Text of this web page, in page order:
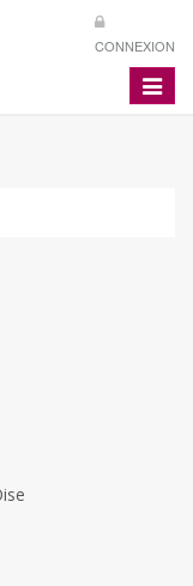
CONNEXION
Toggle